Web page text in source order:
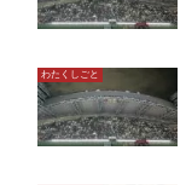
わたくしごと